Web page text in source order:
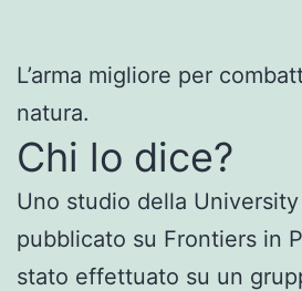
L’arma migliore per
natura.
Chi lo dice?
Uno studio della
pubblicato su Frontiers in
stato effettuato su un